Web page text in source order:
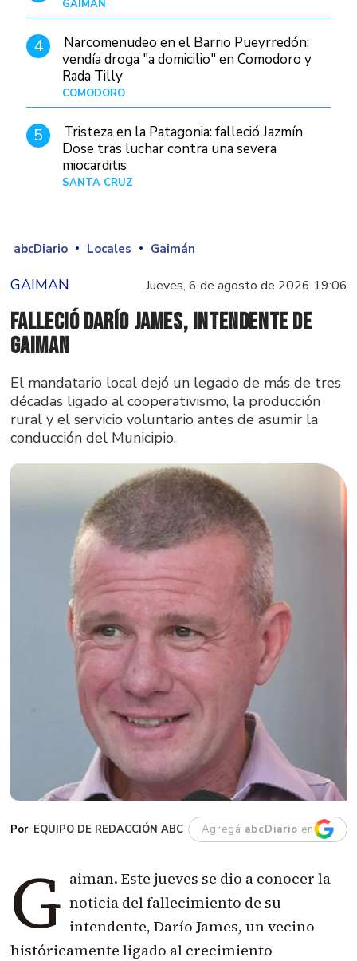
GAIMAN
4
Narcomenudeo en el Barrio Pueyrredón:
vendía droga "a domicilio" en Comodoro y
Rada Tilly
COMODORO
5
Tristeza en la Patagonia: falleció Jazmín
Dose tras luchar contra una severa
miocarditis
SANTA CRUZ
abcDiario Locales Gaimán
GAIMAN Jueves, 6 de agosto de 2026 19:06
Falleció Darío James, intendente de
Gaiman
El mandatario local dejó un legado de más de tres
décadas ligado al cooperativismo, la producción
rural y el servicio voluntario antes de asumir la
conducción del Municipio.
EQUIPO DE REDACCIÓN ABC Agregá abcDiario en
G aiman. Este jueves se dio a conocer la
noticia del fallecimiento de su
intendente, Darío James, un vecino
históricamente ligado al crecimiento